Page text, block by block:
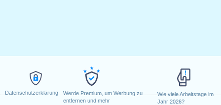
Datenschutzerklärung
Werde Premium, um Werbung zu
entfernen und mehr
Wie viele Arbeitstage im
Jahr 2026?